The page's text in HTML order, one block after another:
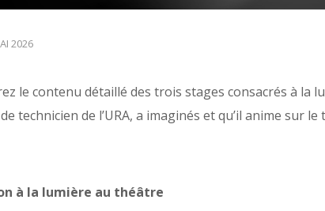
2026
le contenu détaillé des trois stages consacrés à
technicien de l’URA, a imaginés et qu’il anime sur
à la lumière au théâtre